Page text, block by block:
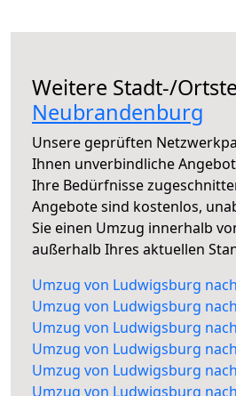
Weitere Stadt-/
Neubrandenburg
Unsere geprüften
Ihnen unverbindliche
Ihre Bedürfnisse
Angebote sind kostenlos,
Sie einen Umzug innerhalb
außerhalb Ihres aktuellen
Umzug von Ludwigsburg
Umzug von Ludwigsburg
Umzug von Ludwigsburg
Umzug von Ludwigsburg
Umzug von Ludwigsburg
Umzug von Ludwigsburg